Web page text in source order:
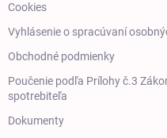
Cookies
Vyhlásenie o spracúvaní
Obchodné podmienky
Poučenie podľa Prílohy č.3
spotrebiteľa
Dokumenty